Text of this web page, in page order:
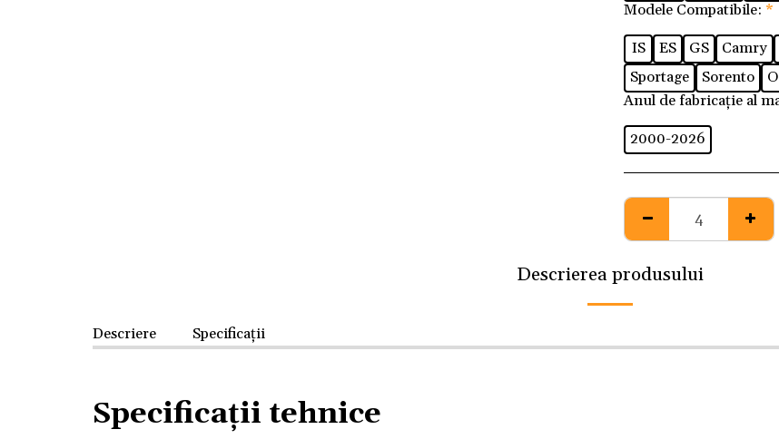
Modele Compatibile: *
IS
ES GS Camry
Sportage
Sorento
Anul de fabricație al
2000-2026
Descrierea produsului
Descriere Specificații
Specificații tehnice